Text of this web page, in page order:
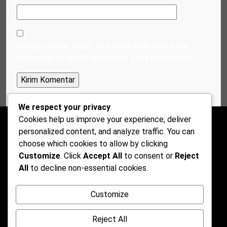
We respect your privacy
Cookies help us improve your experience, deliver
personalized content, and analyze traffic. You can
choose which cookies to allow by clicking
Customize. Click Accept All to consent or Reject
All to decline non-essential cookies.
Customize
Reject All